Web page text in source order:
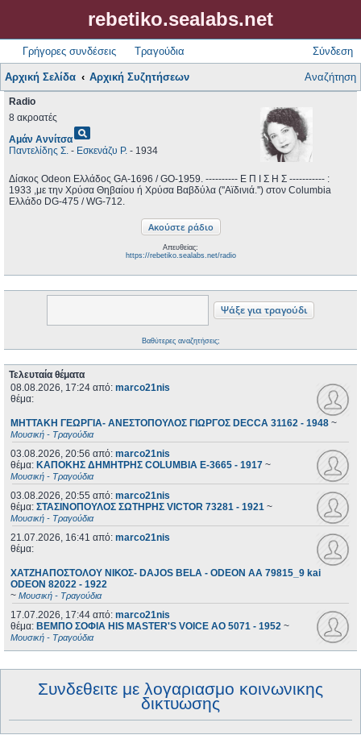
rebetiko.sealabs.net
Γρήγορες συνδέσεις Τραγούδια Σύνδεση
Αρχική Σελίδα Αρχική Συζητήσεων Αναζήτηση
Radio
8 ακροατές
Αμάν Αννίτσαpageview
Παντελίδης Σ. - Εσκενάζυ Ρ. - 1934
Δίσκος Odeon Ελλάδος GA-1696 / GO-1959. ---------- Ε Π Ι Σ Η Σ ----------- :
1933 ,με την Χρύσα Θηβαίου ή Χρύσα Βαβδύλα (''Αϊδινιά.'') στον Columbia
Ελλάδο DG-475 / WG-712.
Απευθείας:
https://rebetiko.sealabs.net/radio
Βαθύτερες αναζητήσεις;
Τελευταία θέματα
08.08.2026, 17:24 από: marco21nis
θέμα:
ΜΗΤΤΑΚΗ ΓΕΩΡΓΙΑ- ΑΝΕΣΤΟΠΟΥΛΟΣ ΓΙΩΡΓΟΣ DECCA 31162 - 1948 ~
Μουσική - Τραγούδια
03.08.2026, 20:56 από: marco21nis
θέμα: ΚΑΠΟΚΗΣ ΔΗΜΗΤΡΗΣ COLUMBIA E-3665 - 1917 ~
Μουσική - Τραγούδια
03.08.2026, 20:55 από: marco21nis
θέμα: ΣΤΑΣΙΝΟΠΟΥΛΟΣ ΣΩΤΗΡΗΣ VICTOR 73281 - 1921 ~
Μουσική - Τραγούδια
21.07.2026, 16:41 από: marco21nis
θέμα:
ΧΑΤΖΗΑΠΟΣΤΟΛΟΥ ΝΙΚΟΣ- DAJOS BELA - ODEON AA 79815_9 kai
ODEON 82022 - 1922
~ Μουσική - Τραγούδια
17.07.2026, 17:44 από: marco21nis
θέμα: ΒΕΜΠΟ ΣΟΦΙΑ HIS MASTER'S VOICE AO 5071 - 1952 ~
Μουσική - Τραγούδια
Συνδεθειτε με λογαριασμο κοινωνικης
δικτυωσης